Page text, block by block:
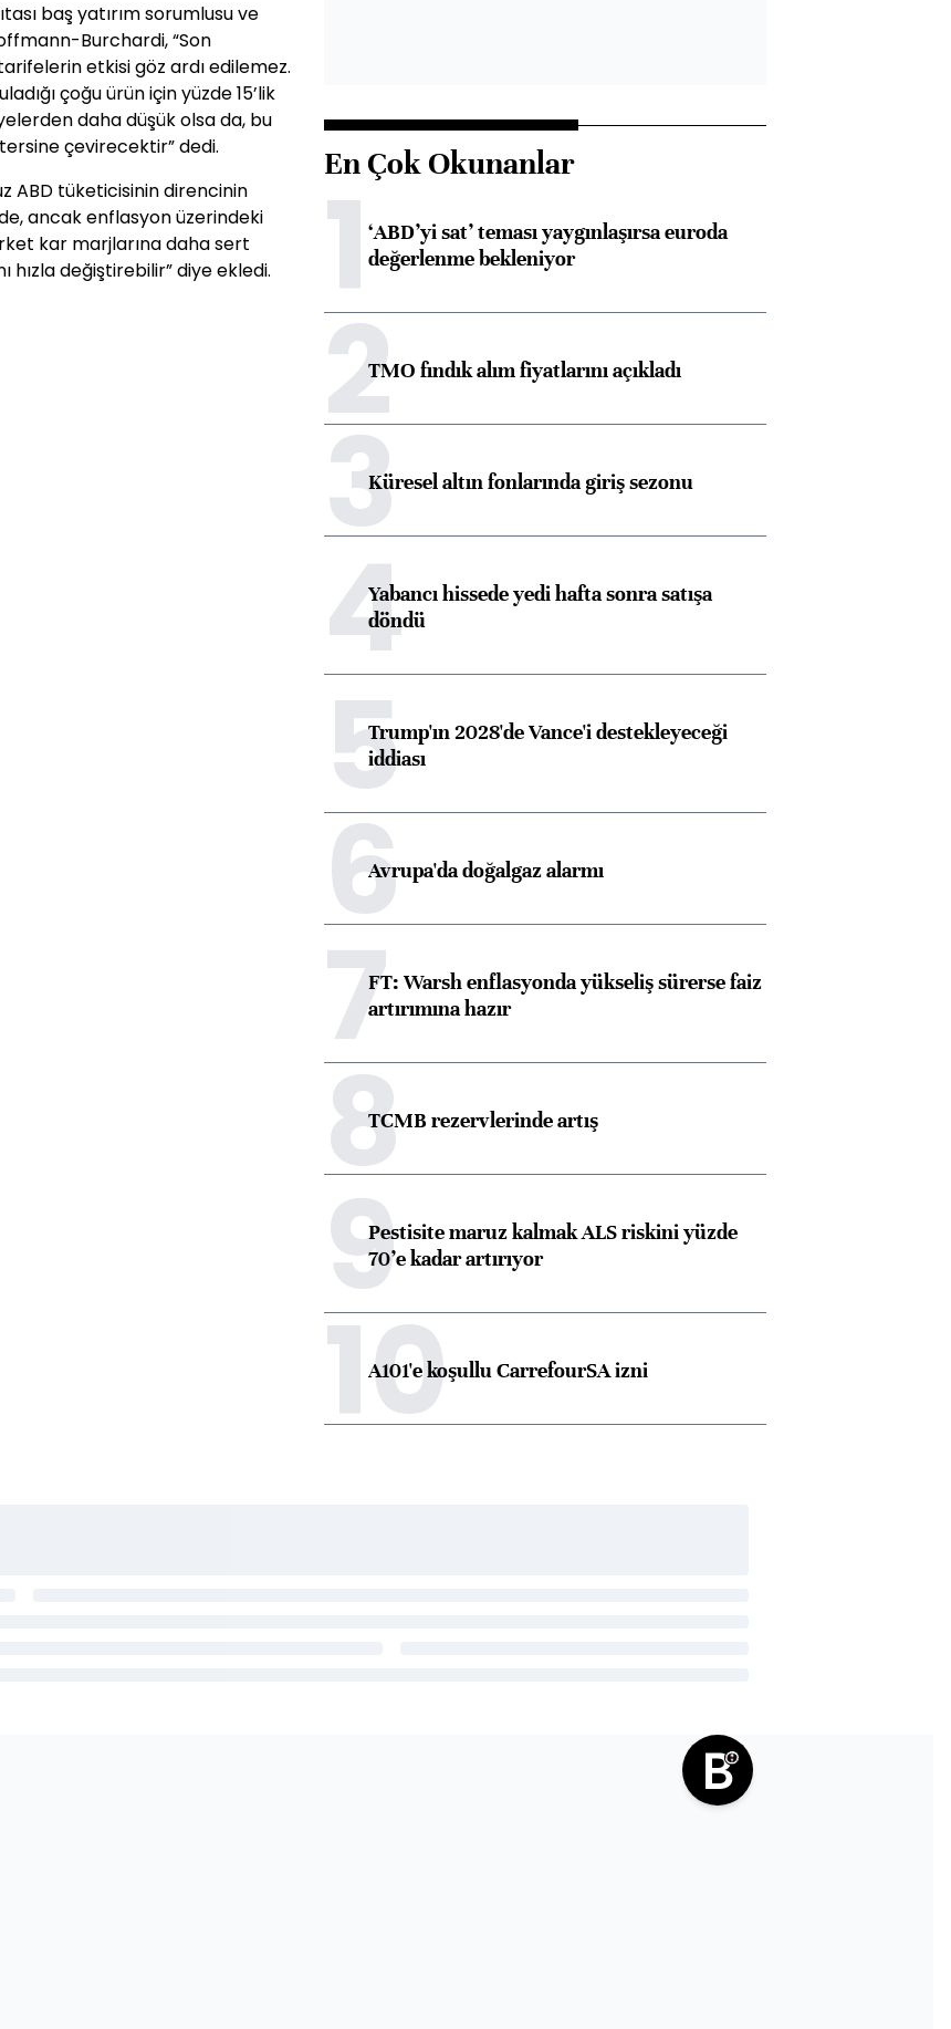
baş yatırım sorumlusu ve
Burchardi, “Son
etkisi göz ardı edilemez.
çoğu ürün için yüzde 15’lik
daha düşük olsa da, bu
çevirecektir” dedi.
ABD tüketicisinin direncinin
ancak enflasyon üzerindeki
kar marjlarına daha sert
hızla değiştirebilir” diye ekledi.
En Çok Okunanlar
1‘ABD’yi sat’ teması yaygınlaşırsa euroda
değerlenme bekleniyor
2TMO fındık alım fiyatlarını açıkladı
3Küresel altın fonlarında giriş sezonu
4Yabancı hissede yedi hafta sonra satışa
döndü
5Trump'ın 2028'de Vance'i destekleyeceği
iddiası
6Avrupa'da doğalgaz alarmı
7FT: Warsh enflasyonda yükseliş sürerse faiz
artırımına hazır
8TCMB rezervlerinde artış
9Pestisite maruz kalmak ALS riskini yüzde
70’e kadar artırıyor
10
A101'e koşullu CarrefourSA izni